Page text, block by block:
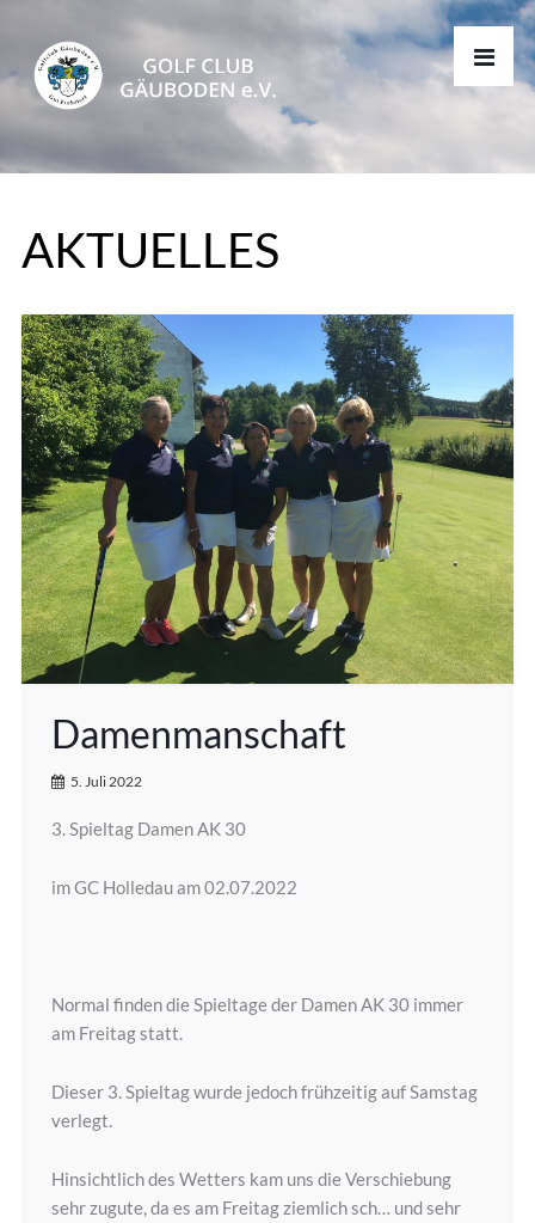
AKTUELLES
Damenmanschaft
5. Juli 2022
3. Spieltag Damen AK 30
im GC Holledau am 02.07.2022
Normal finden die Spieltage der Damen AK 30 immer
am Freitag statt.
Dieser 3. Spieltag wurde jedoch frühzeitig auf Samstag
verlegt.
Hinsichtlich des Wetters kam uns die Verschiebung
sehr zugute, da es am Freitag ziemlich sch… und sehr